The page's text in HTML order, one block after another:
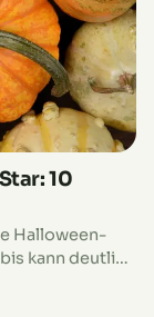
10
Halloween-
kann deutlich